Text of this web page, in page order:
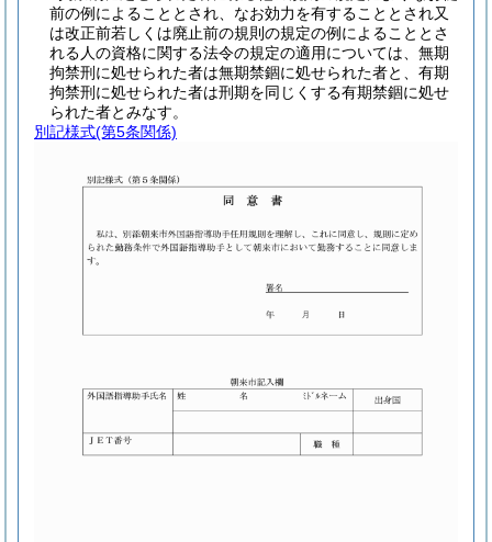
前の例によることとされ、なお効力を有することとされ又
は改正前若しくは廃止前の規則の規定の例によることとさ
れる人の資格に関する法令の規定の適用については、無期
拘禁刑に処せられた者は無期禁錮に処せられた者と、有期
拘禁刑に処せられた者は刑期を同じくする有期禁錮に処せ
られた者とみなす。
別記様式(第5条関係)